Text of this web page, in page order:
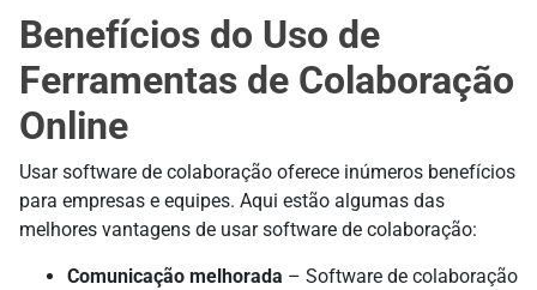
Benefícios do Uso de
Ferramentas de Colaboração
Online
Usar software de colaboração oferece inúmeros benefícios
para empresas e equipes. Aqui estão algumas das
melhores vantagens de usar software de colaboração:
Comunicação melhorada – Software de colaboração